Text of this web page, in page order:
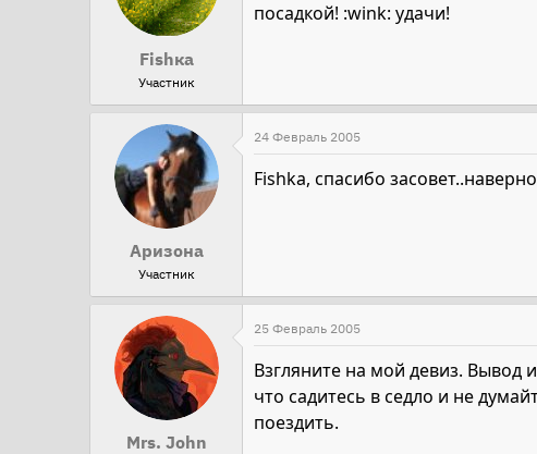
Fishка
Участник
посадкой! :wink: удачи!
Аризона
Участник
24 Февраль 2005
Fishka, спасибо
Mrs. John
25 Февраль 2005
Взгляните на мой девиз. Вывод
что садитесь в седло и не
поездить.